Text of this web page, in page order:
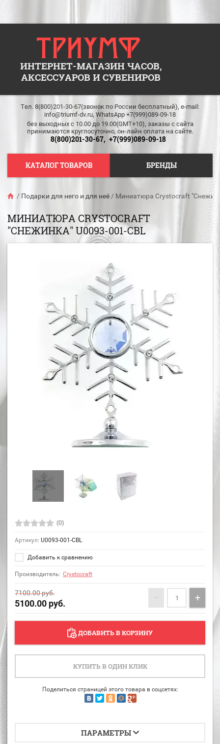
ИНТЕРНЕТ-МАГАЗИН ЧАСОВ,
АКСЕССУАРОВ И СУВЕНИРОВ
Тел. 8(800)201-30-67(звонок по России бесплатный), e-mail:
info@triumf-dv.ru, WhatsApp +7(999)089-09-18
без выходных c 10.00 до 19.00(GMT+10), заказы с сайта
принимаются круглосуточно, он-лайн оплата на сайте.
8(800)201-30-67, +7(999)089-09-18
КАТАЛОГ ТОВАРОВ БРЕНДЫ
/ Подарки для него и для неё / Миниатюра Crystocraft
МИНИАТЮРА CRYSTOCRAFT
"СНЕЖИНКА" U0093-001-CBL
(0)
Артикул: U0093-001-CBL
Добавить к сравнению
Производитель: Crystocraft
7100.00руб.
5100.00 руб. − +
ДОБАВИТЬ В КОРЗИНУ
КУПИТЬ В ОДИН КЛИК
Поделиться страницей этого товара в соцсетях:
ПАРАМЕТРЫ